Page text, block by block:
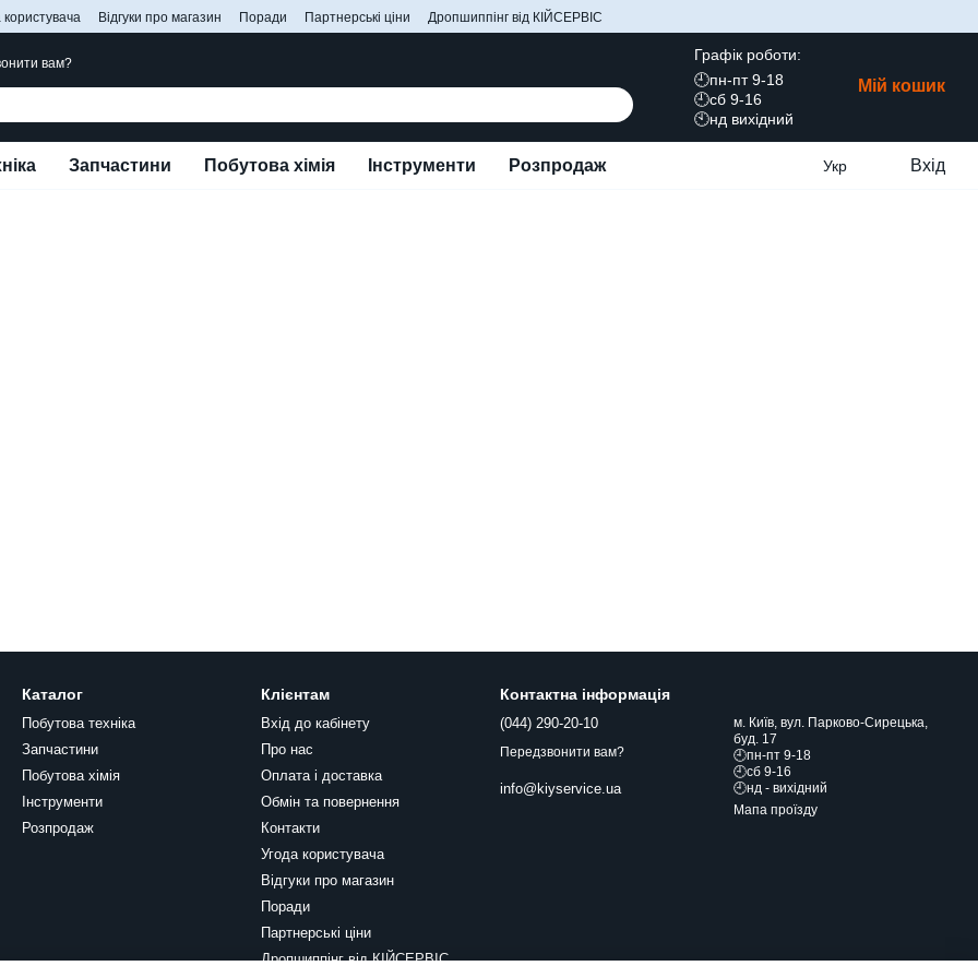
користувача Відгуки про магазин Поради Партнерські ціни Дропшиппінг від КІЙСЕРВІС
вам?
Графік роботи:
🕘пн-пт 9-18
🕘сб 9-16
🕙нд вихідний
Мій кошик
Запчастини Побутова хімія Інструменти Розпродаж Укр Вхід
Каталог
Побутова техніка
Запчастини
Побутова хімія
Інструменти
Розпродаж
Клієнтам
Вхід до кабінету
Про нас
Оплата і доставка
Обмін та повернення
Контакти
Угода користувача
Відгуки про магазин
Поради
Партнерські ціни
Дропшиппінг від КІЙСЕРВІС
Контактна інформація
(044) 290-20-10
Передзвонити вам?
info@kiyservice.ua
м. Київ, вул. Парково-Сирецька,
буд. 17
🕘пн-пт 9-18
🕘сб 9-16
🕘нд - вихідний
Мапа проїзду